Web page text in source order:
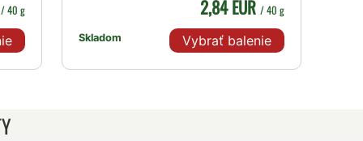
/ 40 g
Skladom
2,84 EUR / 40 g
Vybrať balenie